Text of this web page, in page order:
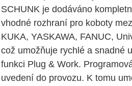
SCHUNK je dodáváno
vhodné rozhraní pro koboty
KUKA, YASKAWA, FANUC,
což umožňuje rychlé a snadné
funkci Plug & Work.
uvedení do provozu. K tomu